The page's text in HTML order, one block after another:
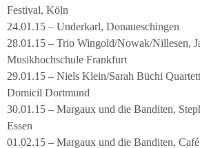
Festival, Köln
24.01.15 – Underkarl, Donaueschingen
28.01.15 – Trio Wingold/Nowak/Nillesen,
Musikhochschule Frankfurt
29.01.15 – Niels Klein/Sarah Büchi
Domicil Dortmund
30.01.15 – Margaux und die Banditen,
Essen
01.02.15 – Margaux und die Banditen,